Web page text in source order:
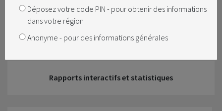
Déposez votre code PIN - pour obtenir des informations
dans votre région
Anonyme - pour des informations générales
L'aéroport ferme-t-il la nuit
Rapports interactifs et statistiques